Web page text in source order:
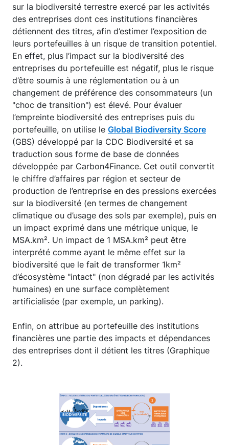
sur la biodiversité terrestre exercé par les activités
des entreprises dont ces institutions financières
détiennent des titres, afin d’estimer l’exposition de
leurs portefeuilles à un risque de transition potentiel.
En effet, plus l’impact sur la biodiversité des
entreprises du portefeuille est négatif, plus le risque
d’être soumis à une réglementation ou à un
changement de préférence des consommateurs (un
"choc de transition") est élevé. Pour évaluer
l’empreinte biodiversité des entreprises puis du
portefeuille, on utilise le Global Biodiversity Score
(GBS) développé par la CDC Biodiversité et sa
traduction sous forme de base de données
développée par Carbon4Finance. Cet outil convertit
le chiffre d’affaires par région et secteur de
production de l’entreprise en des pressions exercées
sur la biodiversité (en termes de changement
climatique ou d’usage des sols par exemple), puis en
un impact exprimé dans une métrique unique, le
MSA.km². Un impact de 1 MSA.km² peut être
interprété comme ayant le même effet sur la
biodiversité que le fait de transformer 1km²
d’écosystème "intact" (non dégradé par les activités
humaines) en une surface complètement
artificialisée (par exemple, un parking).
Enfin, on attribue au portefeuille des institutions
financières une partie des impacts et dépendances
des entreprises dont il détient les titres (Graphique
2).